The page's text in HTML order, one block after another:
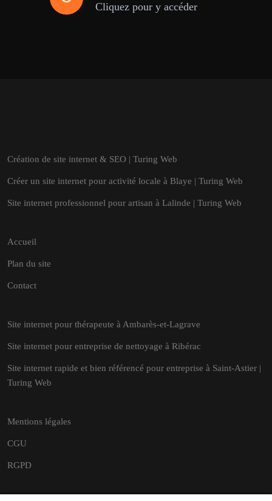
Cliquez pour y accéder
Création de site internet & SEO | Turing Web
Créer un site internet pour activité locale à Blaye | Turing Web
Site internet professionnel pour artisan à Lalinde | Turing Web
Accueil
Plan du site
Contact
Site internet pour thérapeute à Ambarès-et-Lagrave
Site internet pour entreprise de nettoyage à Ribérac
Site internet rapide et bien référencé pour entreprise à Saint-Astier |
Turing Web
Mentions légales
CGU
RGPD